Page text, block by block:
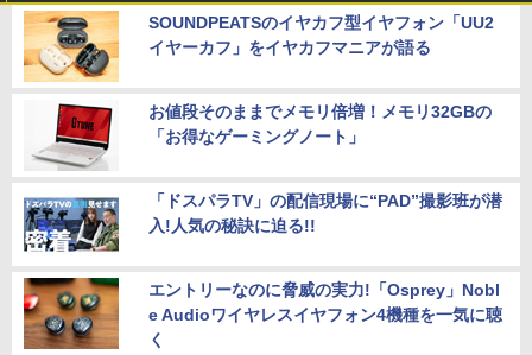
SOUNDPEATSのイヤカフ型イヤフォン「UU2
イヤーカフ」をイヤカフマニアが語る
お値段そのままでメモリ倍増！メモリ32GBの
「お得なゲーミングノート」
「ドスパラTV」の配信現場に“PAD”撮影班が潜
入!人気の秘訣に迫る!!
エントリーなのに脅威の実力!「Osprey」Nobl
e Audioワイヤレスイヤフォン4機種を一気に聴
く